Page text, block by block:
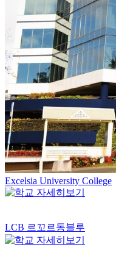
Excelsia University College
LCB 르꼬르동블루